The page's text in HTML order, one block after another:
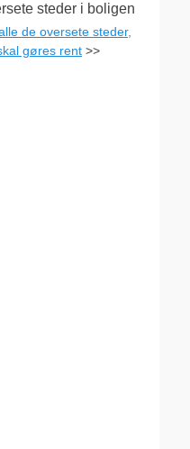
steder i boligen
de oversete steder,
gøres rent >>